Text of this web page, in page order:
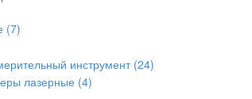
(7)
инструмент(24)
лазерные (4)